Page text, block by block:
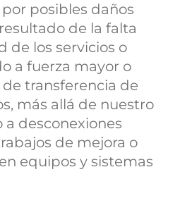
posibles daños
de la falta
de los servicios o
a fuerza mayor o
transferencia de
más allá de nuestro
desconexiones
de mejora o
equipos y sistemas